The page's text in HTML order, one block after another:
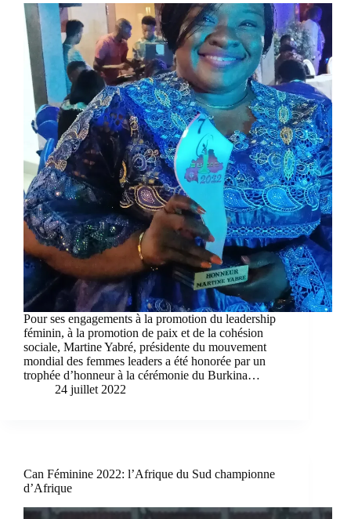
Pour ses engagements à la promotion du leadership
féminin, à la promotion de paix et de la cohésion
sociale, Martine Yabré, présidente du mouvement
mondial des femmes leaders a été honorée par un
trophée d’honneur à la cérémonie du Burkina…
24 juillet 2022
Can Féminine 2022: l’Afrique du Sud championne
d’Afrique